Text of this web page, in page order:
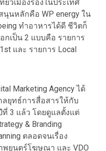
วเมืองรองในประเทศ
นหลักคือ WP energy ใน
ทำอาหารได้ดี ชีวิตก็
กเป็น 2 แบบคือ รายการ
และ รายการ Local
Marketing Agency ได้
ลยุทธ์การสื่อสารให้กับ
ที่ 3 แล้ว โดยดูแลตั้งแต่
& Branding
ตลอดจนเรื่อง
พยนตร์โฆษณา และ VDO